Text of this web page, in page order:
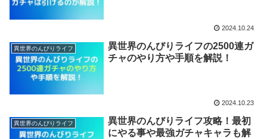
2024.10.24
異世界のんびりライフ
異世界のんびりライフの2500連ガ
チャのやり方や手順を解説！
2024.10.23
異世界のんびりライフ
異世界のんびりライフ攻略！最初
にやる事や最強ガチャキャラも解